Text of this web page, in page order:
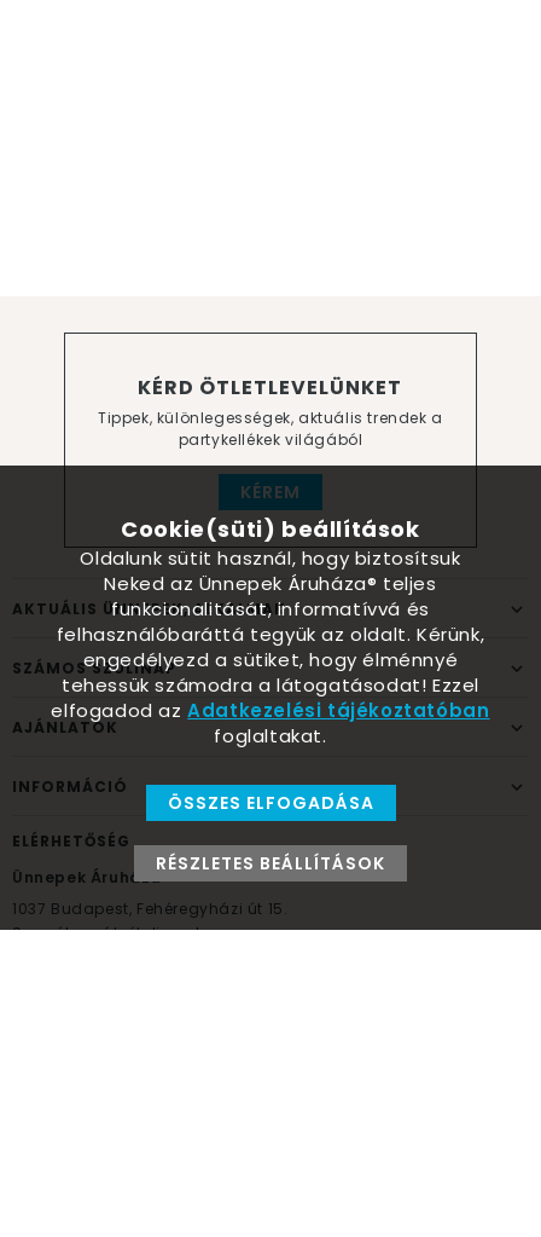
KÉRD ÖTLETLEVELÜNKET
Tippek, különlegességek, aktuális trendek a
partykellékek világából
KÉREM
AKTUÁLIS ÜNNEPEK, ALKALMAK
SZÁMOS SZÜLINAP
AJÁNLATOK
INFORMÁCIÓ
ELÉRHETŐSÉG
Ünnepek Áruháza
1037 Budapest, Fehéregyházi út 15.
Személyes átvételi pont
Cookie(süti) beállítások
Oldalunk sütit használ, hogy biztosítsuk
Neked az Ünnepek Áruháza® teljes
funkcionalitását, informatívvá és
felhasználóbaráttá tegyük az oldalt. Kérünk,
engedélyezd a sütiket, hogy élménnyé
tehessük számodra a látogatásodat! Ezzel
elfogadod azAdatkezelési tájékoztatóban
foglaltakat.
ÖSSZES ELFOGADÁSA
RÉSZLETES BEÁLLÍTÁSOK